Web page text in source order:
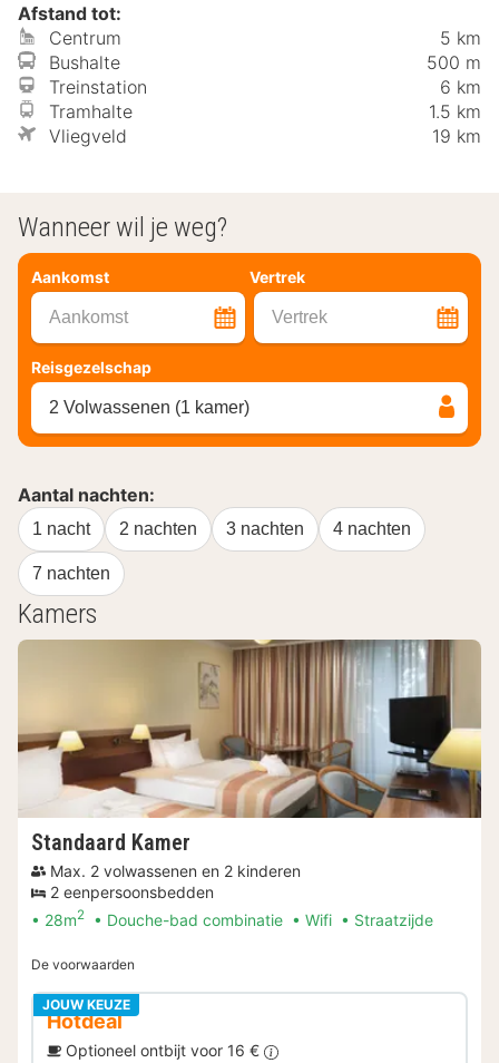
Afstand tot:
Centrum
5 km
Bushalte
500 m
Treinstation
6 km
Tramhalte
1.5 km
Vliegveld
19 km
Wanneer wil je weg?
Aankomst Vertrek
Aankomst Vertrek
Reisgezelschap
2 Volwassenen (1 kamer)
Aantal nachten:
1 nacht 2 nachten 3 nachten 4 nachten
7 nachten
Kamers
Standaard Kamer
Max. 2 volwassenen en 2 kinderen
2 eenpersoonsbedden
28m2 Douche-bad combinatie Wifi Straatzijde
De voorwaarden
JOUW KEUZE
Hotdeal
Optioneel ontbijt voor 16 €